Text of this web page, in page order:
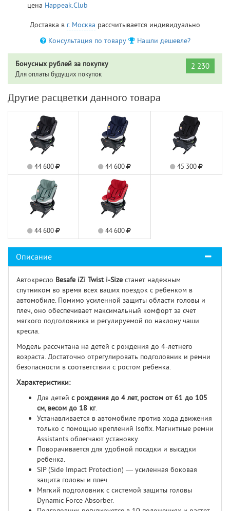
цена Happeak.Club
Доставка в г. Москва рассчитывается индивидуально
Консультация по товару
Нашли дешевле?
Бонусных рублей за покупку
Для оплаты будущих покупок
2 230
Другие расцветки данного товара
44 600 44 600 45 300
44 600 44 600
Описание
Автокресло Besafe iZi Twist i-Size станет надежным
спутником во время всех ваших поездок с ребенком в
автомобиле. Помимо усиленной защиты области головы и
плеч, оно обеспечивает максимальный комфорт за счет
мягкого подголовника и регулируемой по наклону чаши
кресла.
Модель рассчитана на детей с рождения до 4-летнего
возраста. Достаточно отрегулировать подголовник и ремни
безопасности в соответствии с ростом ребенка.
Характеристики:
Для детей с рождения до 4 лет, ростом от 61 до 105
см, весом до 18 кг.
Устанавливается в автомобиле против хода движения
только с помощью креплений Isofix. Магнитные ремни
Assistants облегчают установку.
Поворачивается для удобной посадки и высадки
ребенка.
SIP (Side Impact Protection) — усиленная боковая
защита головы и плеч.
Мягкий подголовник с системой защиты головы
Dynamic Force Absorber.